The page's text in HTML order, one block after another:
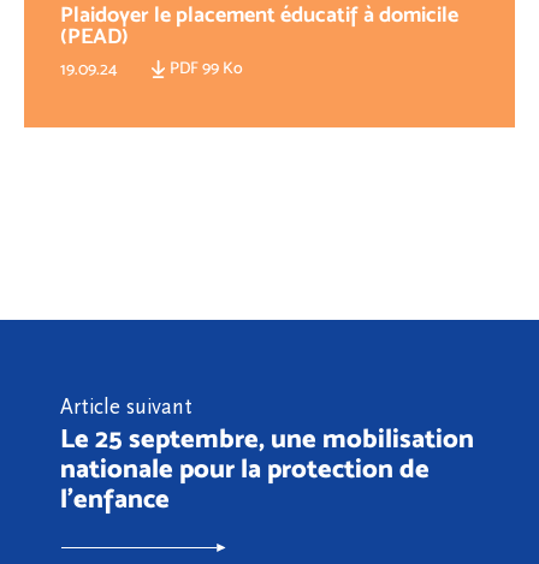
Plaidoyer le placement éducatif à domicile
(PEAD)
19.09.24 PDF 99 Ko
Article suivant
Le 25 septembre, une mobilisation
nationale pour la protection de
l'enfance